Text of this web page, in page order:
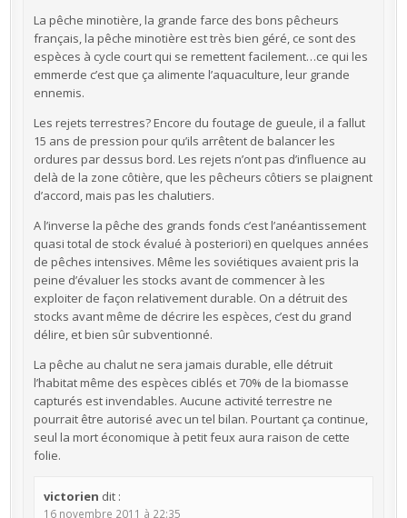
La pêche minotière, la grande farce des bons pêcheurs
français, la pêche minotière est très bien géré, ce sont des
espèces à cycle court qui se remettent facilement…ce qui les
emmerde c’est que ça alimente l’aquaculture, leur grande
ennemis.
Les rejets terrestres? Encore du foutage de gueule, il a fallut
15 ans de pression pour qu’ils arrêtent de balancer les
ordures par dessus bord. Les rejets n’ont pas d’influence au
delà de la zone côtière, que les pêcheurs côtiers se plaignent
d’accord, mais pas les chalutiers.
A l’inverse la pêche des grands fonds c’est l’anéantissement
quasi total de stock évalué à posteriori) en quelques années
de pêches intensives. Même les soviétiques avaient pris la
peine d’évaluer les stocks avant de commencer à les
exploiter de façon relativement durable. On a détruit des
stocks avant même de décrire les espèces, c’est du grand
délire, et bien sûr subventionné.
La pêche au chalut ne sera jamais durable, elle détruit
l’habitat même des espèces ciblés et 70% de la biomasse
capturés est invendables. Aucune activité terrestre ne
pourrait être autorisé avec un tel bilan. Pourtant ça continue,
seul la mort économique à petit feux aura raison de cette
folie.
victorien dit :
16 novembre 2011 à 22:35